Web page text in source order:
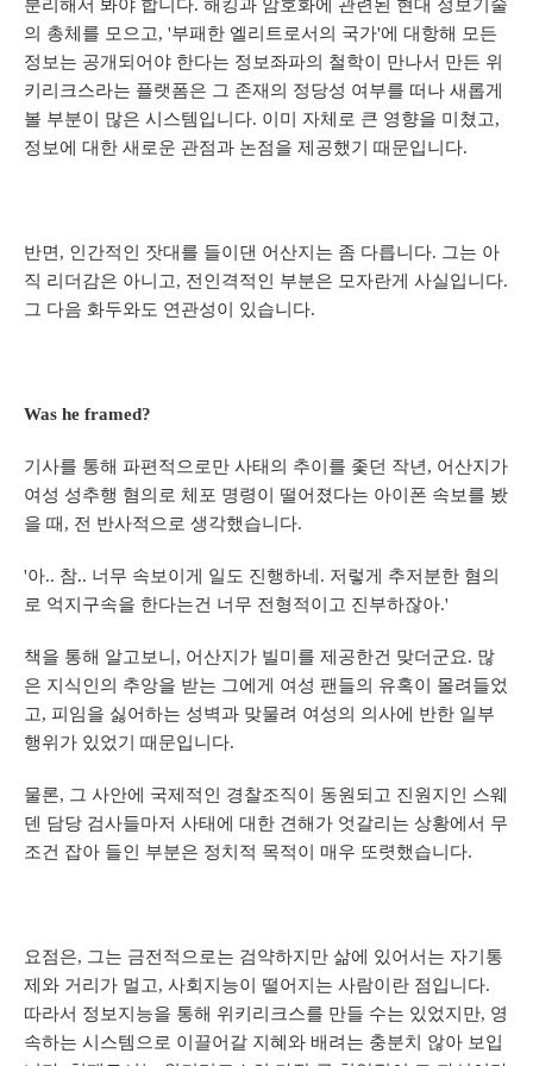
분리해서 봐야 합니다. 해킹과 암호화에 관련된 현대 정보기술
의 총체를 모으고, '부패한 엘리트로서의 국가'에 대항해 모든
정보는 공개되어야 한다는 정보좌파의 철학이 만나서 만든 위
키리크스라는 플랫폼은 그 존재의 정당성 여부를 떠나 새롭게
볼 부분이 많은 시스템입니다. 이미 자체로 큰 영향을 미쳤고,
정보에 대한 새로운 관점과 논점을 제공했기 때문입니다.
반면, 인간적인 잣대를 들이댄 어산지는 좀 다릅니다. 그는 아
직 리더감은 아니고, 전인격적인 부분은 모자란게 사실입니다.
그 다음 화두와도 연관성이 있습니다.
Was he framed?
기사를 통해 파편적으로만 사태의 추이를 좇던 작년, 어산지가
여성 성추행 혐의로 체포 명령이 떨어졌다는 아이폰 속보를 봤
을 때, 전 반사적으로 생각했습니다.
'아.. 참.. 너무 속보이게 일도 진행하네. 저렇게 추저분한 혐의
로 억지구속을 한다는건 너무 전형적이고 진부하잖아.'
책을 통해 알고보니, 어산지가 빌미를 제공한건 맞더군요. 많
은 지식인의 추앙을 받는 그에게 여성 팬들의 유혹이 몰려들었
고, 피임을 싫어하는 성벽과 맞물려 여성의 의사에 반한 일부
행위가 있었기 때문입니다.
물론, 그 사안에 국제적인 경찰조직이 동원되고 진원지인 스웨
덴 담당 검사들마저 사태에 대한 견해가 엇갈리는 상황에서 무
조건 잡아 들인 부분은 정치적 목적이 매우 또렷했습니다.
요점은, 그는 금전적으로는 검약하지만 삶에 있어서는 자기통
제와 거리가 멀고, 사회지능이 떨어지는 사람이란 점입니다.
따라서 정보지능을 통해 위키리크스를 만들 수는 있었지만, 영
속하는 시스템으로 이끌어갈 지혜와 배려는 충분치 않아 보입